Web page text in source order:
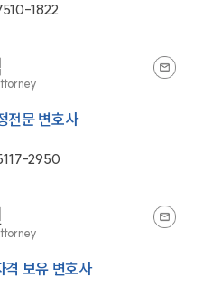
1822
전문 변호사
2950
격 보유 변호사